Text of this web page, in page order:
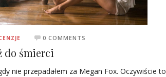
0 COMMENTS
do śmierci
nie przepadałem za Megan Fox. Oczywiście to